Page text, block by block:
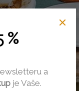
%
a
je Vaše.